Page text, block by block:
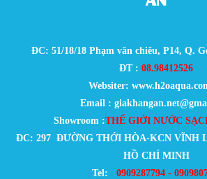
ĐC: 51/18/18 Phạm văn chiêu, P14, Q.
ĐT : 08.98412526
Websiter:
Email :
Showroom :THẾ GIỚI NƯỚC
ĐC: 297 ĐƯỜNG THỚI HÒA-KCN VĨNH
HỒ CHÍ MINH
Tel:
0909287794 -